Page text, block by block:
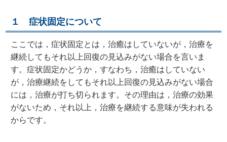
１ 症状固定について
ここでは，症状固定とは，治癒はしていないが，治療を
継続してもそれ以上回復の見込みがない場合を言いま
す。症状固定かどうか，すなわち，治癒はしていない
が，治療継続をしてもそれ以上回復の見込みがない場合
には，治療が打ち切られます。その理由は，治療の効果
がないため，それ以上，治療を継続する意味が失われる
からです。